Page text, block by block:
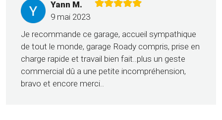
Yann M.
9 mai 2023
Je recommande ce garage, accueil sympathique
de tout le monde, garage Roady compris, prise en
charge rapide et travail bien fait..plus un geste
commercial dû a une petite incompréhension,
bravo et encore merci..